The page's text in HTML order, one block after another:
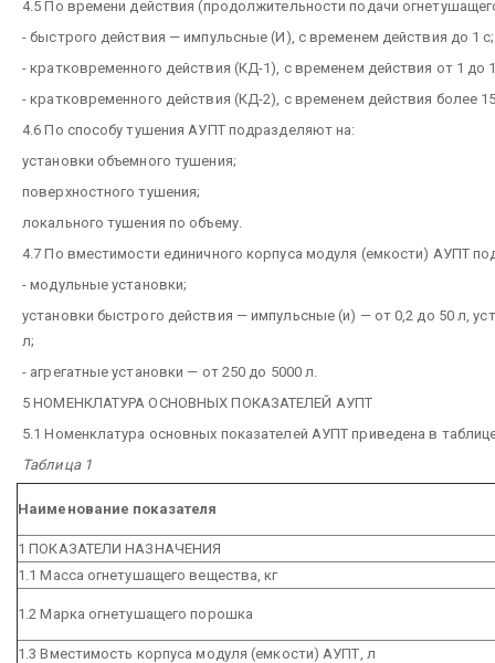
4.5 По времени действия (продолжительности подачи
- быстрого действия — импульсные (И), с временем действия до 1 с;
- кратковременного действия (КД-1), с временем действия от 1 до
- кратковременного действия (КД-2), с временем действия более
4.6 По способу тушения АУПТ подразделяют на:
установки объемного тушения;
поверхностного тушения;
локального тушения по объему.
4.7 По вместимости единичного корпуса модуля (емкости) АУПТ
- модульные установки;
установки быстрого действия — импульсные (и) — от 0,2 до 50 л,
л;
- агрегатные установки — от 250 до 5000 л.
5 НОМЕНКЛАТУРА ОСНОВНЫХ ПОКАЗАТЕЛЕЙ АУПТ
5.1 Номенклатура основных показателей АУПТ приведена в
Таблица 1
Наименование показателя
1 ПОКАЗАТЕЛИ НАЗНАЧЕНИЯ
1.1 Масса огнетушащего вещества, кг
1.2 Марка огнетушащего порошка
1.3 Вместимость корпуса модуля (емкости) АУПТ, л